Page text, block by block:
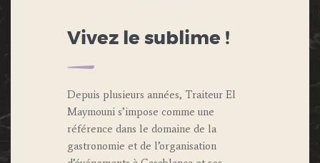
Vivez le sublime !
Depuis plusieurs années, Traiteur El
Maymouni s’impose comme une
référence dans le domaine de la
gastronomie et de l’organisation